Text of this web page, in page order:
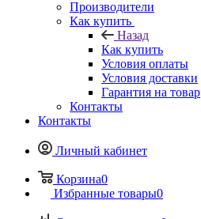
Производители
Как купить
Назад
Как купить
Условия оплаты
Условия доставки
Гарантия на товар
Контакты
Контакты
Личный кабинет
Корзина0
Избранные товары0